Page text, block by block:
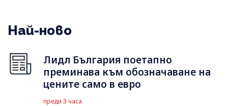
Най-ново
Лидл България поетапно
преминава към обозначаване на
цените само в евро
преди 3 часа